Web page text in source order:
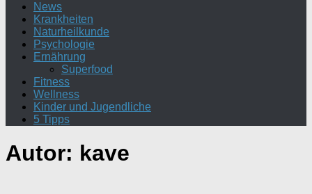
News
Krankheiten
Naturheilkunde
Psychologie
Ernährung
Superfood
Fitness
Wellness
Kinder und Jugendliche
5 Tipps
Autor: kave